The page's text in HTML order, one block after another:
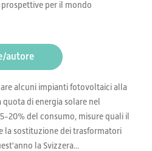
per il mondo
autore
alcuni impianti fotovoltaici alla
di energia solare nel
20% del consumo, misure quali il
la sostituzione dei trasformatori
la Svizzera...